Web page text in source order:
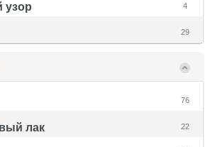
узор 4
29
76
лак 22